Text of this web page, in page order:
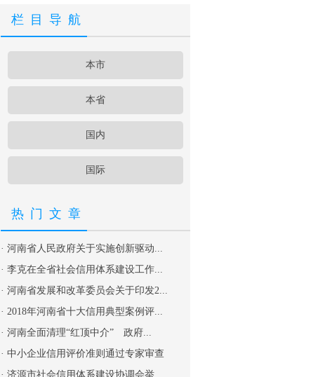
栏目导航
本市
本省
国内
国际
热门文章
· 河南省人民政府关于实施创新驱动...
· 李克在全省社会信用体系建设工作...
· 河南省发展和改革委员会关于印发2...
· 2018年河南省十大信用典型案例评...
· 河南全面清理“红顶中介” 政府...
· 中小企业信用评价准则通过专家审查
· 济源市社会信用体系建设协调会举...